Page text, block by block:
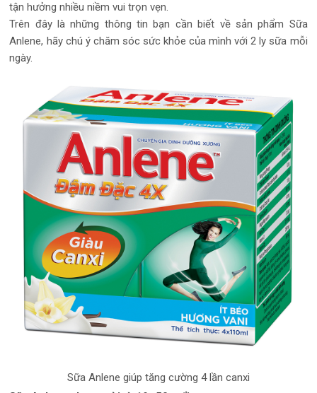
tận hưởng nhiều niềm vui trọn vẹn.
Trên đây là những thông tin bạn cần biết về sản phẩm Sữa
Anlene, hãy chú ý chăm sóc sức khỏe của mình với 2 ly sữa mỗi
ngày.
Sữa Anlene giúp tăng cường 4 lần canxi